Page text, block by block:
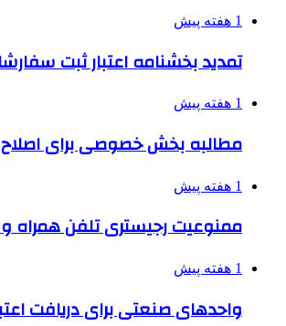
1 هفته پیش
تمدید بخشنامه اعتبار ثبت سفارشات
1 هفته پیش
مطالبه بخش خصوصی برای
1 هفته پیش
ممنوعیت رجیستری تلفن همراه و
1 هفته پیش
واحدهای صنعتی برای دریافت